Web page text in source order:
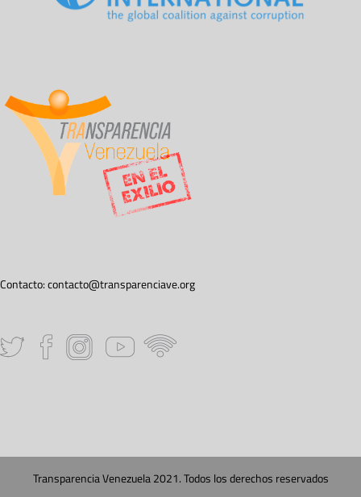
Contacto:contacto@transparenciave.org
Transparencia Venezuela 2021. Todos los derechos reservados